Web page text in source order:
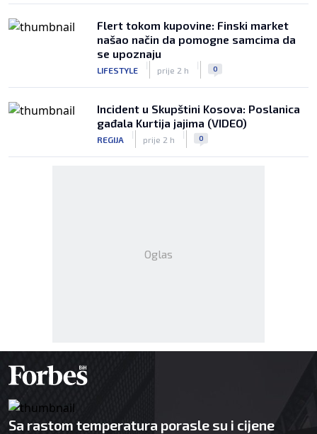
Flert tokom kupovine: Finski market
našao način da pomogne samcima da
se upoznaju
LIFESTYLE
|
prije 2 h
| 0
Incident u Skupštini Kosova: Poslanica
gađala Kurtija jajima (VIDEO)
REGIJA
|
prije 2 h
| 0
Oglas
Sa rastom temperatura porasle su i cijene